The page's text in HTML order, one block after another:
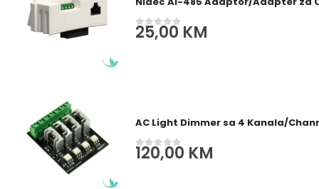
0out of 5
25,00KM
AC Light Dimmer sa 4 Kanala/
out of 5
120,00 KM